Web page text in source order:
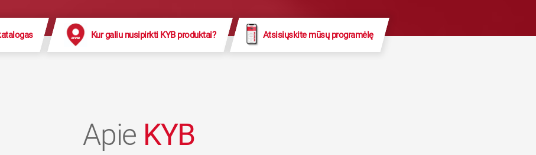
Kur galiu nusipirkti KYB produktai? Atsisiųskite mūsų programėlę
Apie KYB